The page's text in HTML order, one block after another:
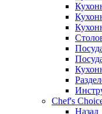
Chef's
Назад